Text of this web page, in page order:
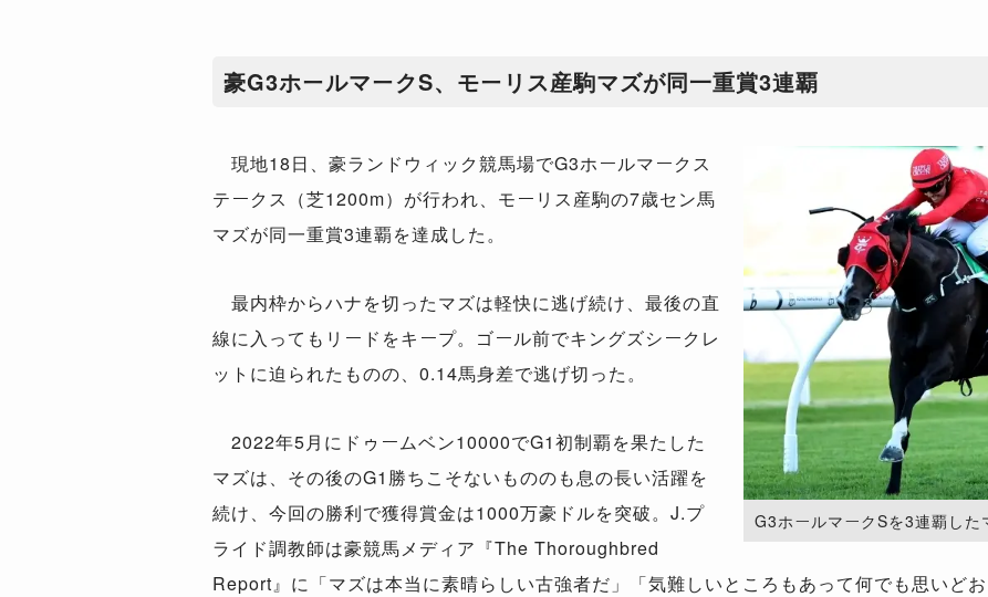
豪G3ホールマークS、モーリス産駒マズが同一重賞3連覇
G3ホールマークSを3連覇し
現地18日、豪ランドウィック競馬場でG3ホールマークス
テークス（芝1200m）が行われ、モーリス産駒の7歳セン馬
マズが同一重賞3連覇を達成した。
最内枠からハナを切ったマズは軽快に逃げ続け、最後の直
線に入ってもリードをキープ。ゴール前でキングズシークレ
ットに迫られたものの、0.14馬身差で逃げ切った。
2022年5月にドゥームベン10000でG1初制覇を果たした
マズは、その後のG1勝ちこそないもののも息の長い活躍を
続け、今回の勝利で獲得賞金は1000万豪ドルを突破。J.プ
ライド調教師は豪競馬メディア『The Thoroughbred
Report』に「マズは本当に素晴らしい古強者だ」「気難しいところもあって何でも思いど